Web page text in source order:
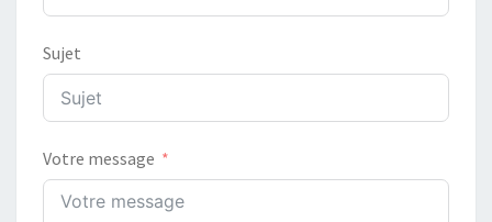
Sujet
Votre message